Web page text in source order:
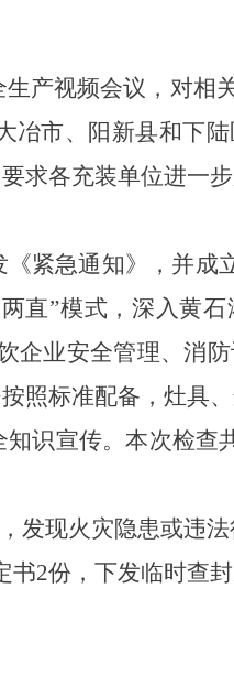
产视频会议，对相
冶市、阳新县和下
求各充装单位进一
紧急通知》，并成
直”模式，深入黄
企业安全管理、消
照标准配备，灶具
识宣传。本次检查
发现火灾隐患或违
2份，下发临时查封